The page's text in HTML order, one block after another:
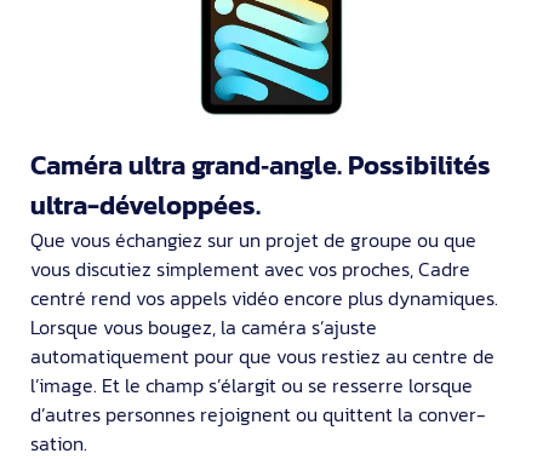
Caméra ultra grand‑angle. Possibilités
ultra-développées.
Que vous échangiez sur un projet de groupe ou que
vous discutiez simple­ment avec vos proches, Cadre
centré rend vos appels vidéo encore plus dyna­miques.
Lorsque vous bougez, la caméra s’ajuste
automatiquement pour que vous restiez au centre de
l’image. Et le champ s’élargit ou se resserre lorsque
d’autres personnes rejoignent ou quittent la conver­
sation.